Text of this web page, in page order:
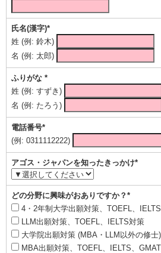
氏名(漢字)*
姓 (例: 鈴木)
名 (例: 太郎)
ふりがな *
姓 (例: すずき)
名 (例: たろう)
電話番号*
(例: 0311112222)
アゴス・ジャパンを知ったきっかけ*
どの分野に興味がおありですか？*
4・2年制大学出願対策、TOEFL、
LLM出願対策、TOEFL、IELTS対策
大学院出願対策 (MBA・LLM以外の修士)
MBA出願対策、TOEFL、IELTS、